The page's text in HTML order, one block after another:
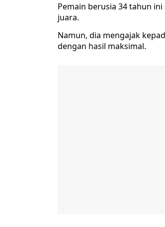
Pemain berusia 34 tahun
juara.
Namun, dia mengajak
dengan hasil maksimal.